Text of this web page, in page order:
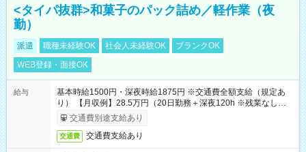
<タイパ抜群>和菓子のパック詰め／軽作業（夜
勤）
派遣 職種未経験OK 社会人未経験OK
ブランクOK
WEB登録・面接OK
給与
基本時給1500円・深夜時給1875円 ※交通費全額支給（規定あ
り） 【月収例】28.5万円（20日勤務＋深夜120h ※残業なしの場
合）交通費別途支給あり
交通費 交通費支給あり